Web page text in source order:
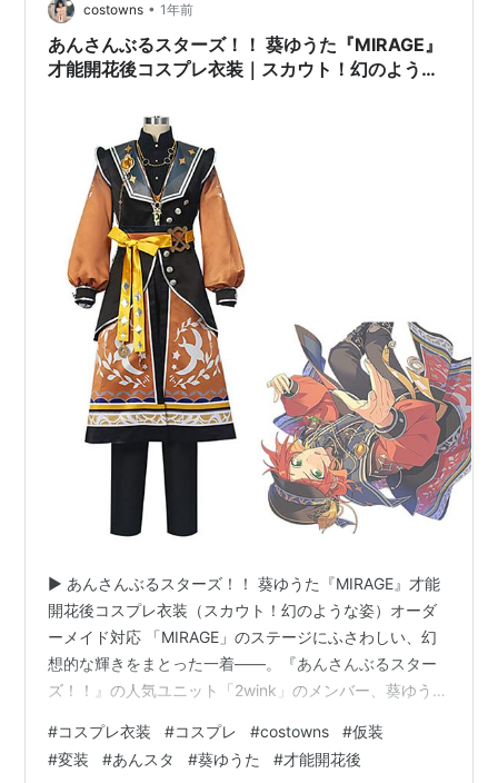
costowns • 1年前
あんさんぶるスターズ！！ 葵ゆうた『MIRAGE』
才能開花後コスプレ衣装｜スカウト！幻のような
【Costowns公式通販】
▶️ あんさんぶるスターズ！！ 葵ゆうた『MIRAGE』才能
開花後コスプレ衣装（スカウト！幻のような姿）オーダ
ーメイド対応 「MIRAGE」のステージにふさわしい、幻
想的な輝きをまとった一着——。『あんさんぶるスター
ズ！！』の人気ユニット「2wink」のメンバー、葵ゆうた
衣装がCostownsより登場です。 ■ 葵ゆうたとは？ 明る
くて元気いっぱいな性格の「双子アイドル」、2winkの
#コスプレ衣装 #コスプレ #costowns #仮装
#変装 #あんスタ #葵ゆうた #才能開花後